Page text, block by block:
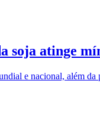
soja atinge
e nacional, além da